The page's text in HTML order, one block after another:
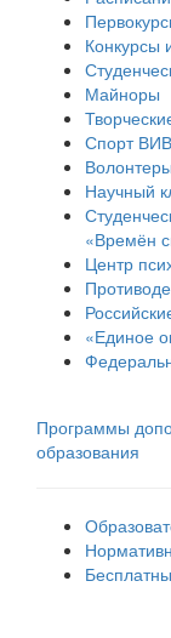
Конкурсы
Майноры
Спорт
Научный
«Времён
Центр
«Единое
Программы
образования